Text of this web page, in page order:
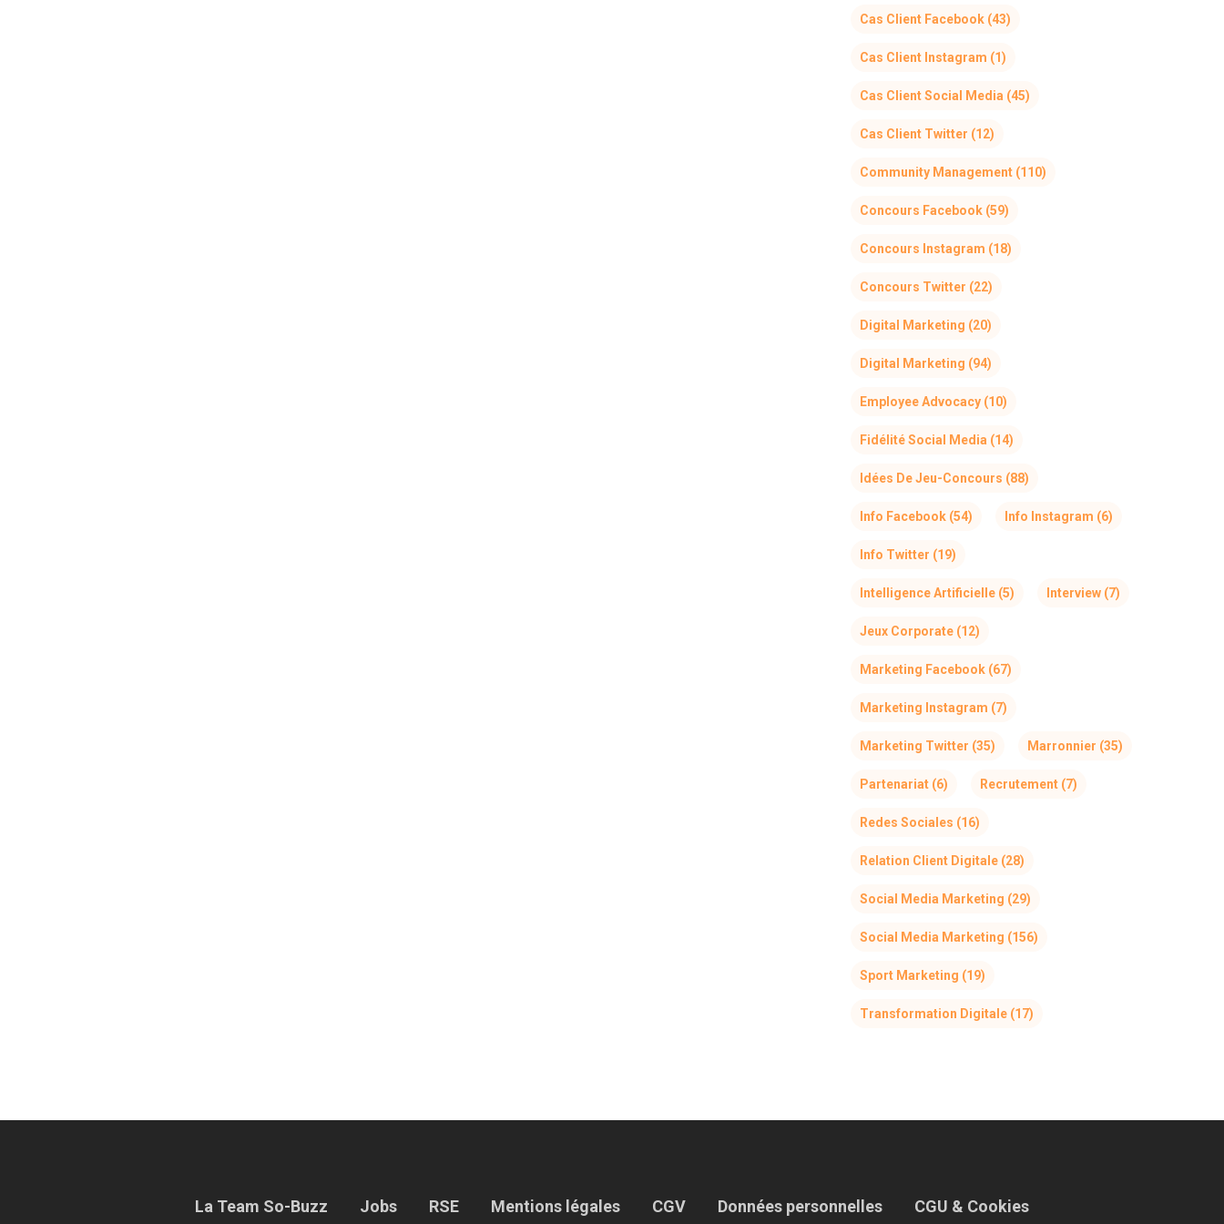
Cas Client Facebook(43)
Cas Client Instagram (1)
Cas Client Social Media (45)
Cas Client Twitter (12)
Community Management(110)
Concours Facebook(59)
Concours Instagram (18)
Concours Twitter (22)
Digital Marketing (20)
Digital Marketing (94)
Employee Advocacy(10)
Fidélité Social Media (14)
Idées De Jeu-Concours (88)
Info Facebook(54) Info Instagram (6)
Info Twitter (19)
Intelligence Artificielle(5) Interview(7)
Jeux Corporate(12)
Marketing Facebook(67)
Marketing Instagram (7)
Marketing Twitter (35) Marronnier (35)
Partenariat(6) Recrutement(7)
Redes Sociales (16)
Relation Client Digitale(28)
Social Media Marketing (29)
Social Media Marketing (156)
Sport Marketing (19)
Transformation Digitale(17)
La Team So-Buzz Jobs RSE Mentions légales CGV Données personnelles CGU & Cookies